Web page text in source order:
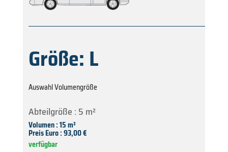
Größe: L
Auswahl Volumengröße
Abteilgröße : 5 m²
Volumen : 15 m³
Preis Euro : 93,00 €
verfügbar